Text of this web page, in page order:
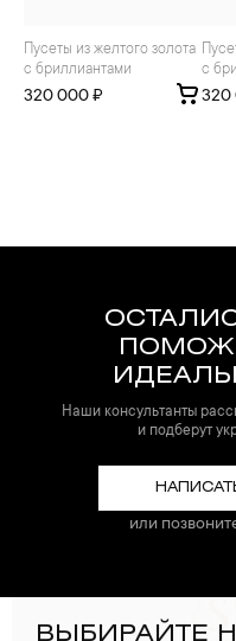
Пусеты из желтого золота
с бриллиантами
320 000 ₽
Пусеты из желтого золота
с
320
Наши консультанты
и подберут
или
ВЫБИРАЙТЕ